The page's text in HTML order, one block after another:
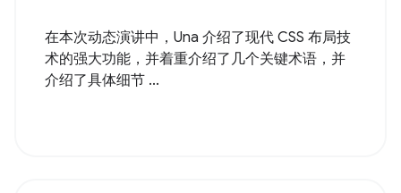
在本次动态演讲中，Una 介绍了现代 CSS 布局技
术的强大功能，并着重介绍了几个关键术语，并
介绍了具体细节 ...